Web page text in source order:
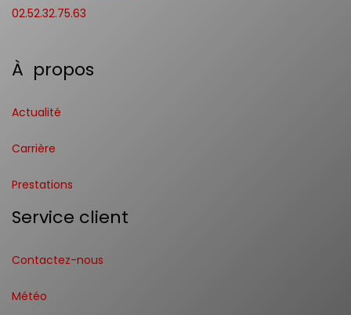
02.52.32.75.63
À propos
Actualité
Carrière
Prestations
Service client
Contactez-nous
Météo